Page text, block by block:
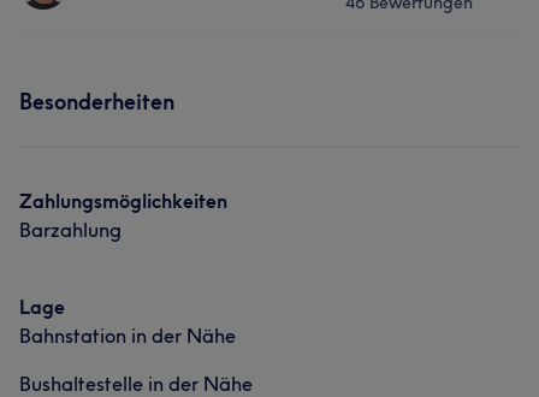
Was unsere Kunden über Brayam sagen
Was unsere Kunden über Roger sagen
Professionell
Besonderheiten
Zahlungsmöglichkeiten
Barzahlung
Lage
Bahnstation in der Nähe
Bushaltestelle in der Nähe